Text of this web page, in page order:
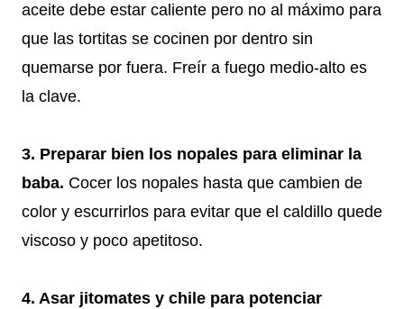
aceite debe estar caliente pero no al máximo para
que las tortitas se cocinen por dentro sin
quemarse por fuera. Freír a fuego medio-alto es
la clave.
3. Preparar bien los nopales para eliminar la
baba. Cocer los nopales hasta que cambien de
color y escurrirlos para evitar que el caldillo quede
viscoso y poco apetitoso.
4. Asar jitomates y chile para potenciar